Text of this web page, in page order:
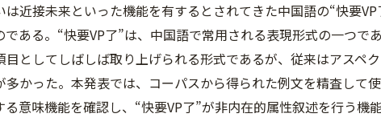
近接未来といった機能を有するとされてきた中国語の“快要
ある。“快要VP了”は、中国語で常用される表現形式の一つで
としてしばしば取り上げられる形式であるが、従来はアスペ
かった。本発表では、コーパスから得られた例文を精査して
意味機能を確認し、“快要VP了”が非内在的属性叙述を行う機